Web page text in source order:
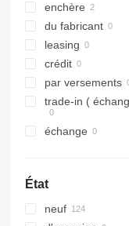
enchère
du fabricant
leasing
crédit
par versements
trade-in (
échange
État
neuf